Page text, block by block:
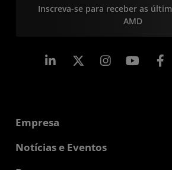
Inscreva-se para receber as
AMD
Linkedin Instagram
Empresa
Sobre a AMD
Notícias e Eventos